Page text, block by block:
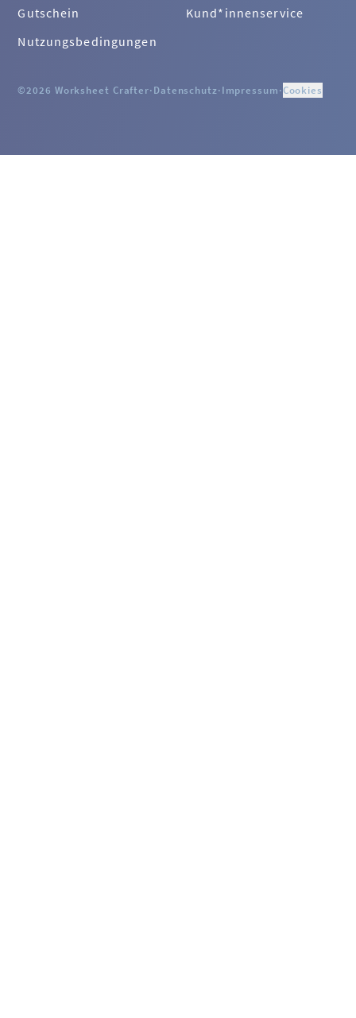
Gutschein
Kund*innenservice
Nutzungsbedingungen
©2026 Worksheet Crafter·Datenschutz·Impressum·Cookies